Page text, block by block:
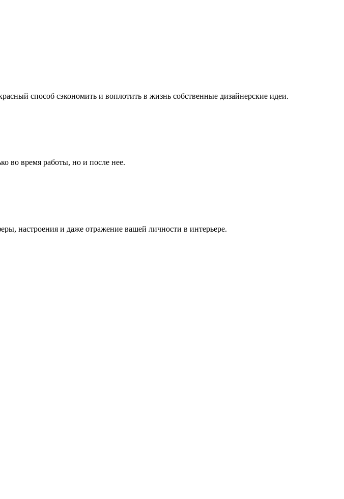
способ сэкономить и воплотить в жизнь собственные дизайнерские идеи.
во время работы, но и после нее.
настроения и даже отражение вашей личности в интерьере.